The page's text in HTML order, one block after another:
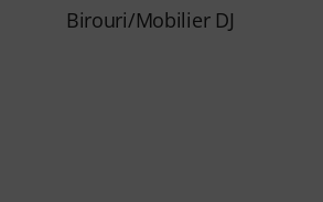
Birouri/Mobilier DJ